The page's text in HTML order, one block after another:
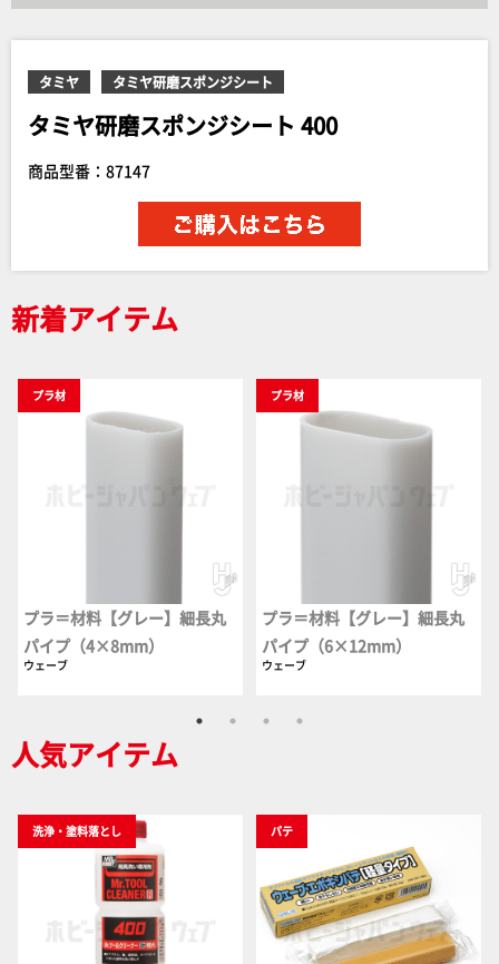
タミヤ タミヤ研磨スポンジシート
タミヤ研磨スポンジシート 400
商品型番：87147
新着アイテム
プラ材
プラ＝材料【グレー】細長丸
パイプ（4×8mm）
ウェーブ
プラ材
プラ＝材料【グレー】細長丸
パイプ（6×12mm）
ウェーブ
人気アイテム
洗浄・塗料落とし パテ